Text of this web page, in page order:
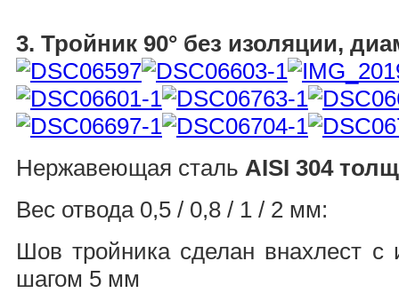
3. Тройник 90° без изоляции,
Нержавеющая сталь AISI 304
Вес отвода 0,5 / 0,8 / 1 / 2 мм:
Шов тройника сделан внахлест с
шагом 5 мм